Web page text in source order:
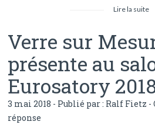
Lire la suite
Verre sur
présente au
Eurosatory
3 mai 2018 - Publié par : Ralf Fietz -
réponse